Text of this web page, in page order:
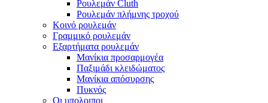
Ρουλεμάν Cluth
Ρουλεμάν πλήμνης τροχού
Κοινό ρουλεμάν
Γραμμικό ρουλεμάν
Εξαρτήματα ρουλεμάν
Μανίκια προσαρμογέα
Παξιμάδι κλειδώματος
Μανίκια απόσυρσης
Πυκνός
Οι υπολοιποι